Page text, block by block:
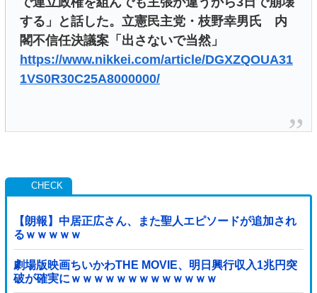
する」と話した。立憲民主党・枝野幸男氏 内
閣不信任決議案「出さないで当然」
https://www.nikkei.com/article/DGXZQOUA31
1VS0R30C25A8000000/
【朗報】中居正広さん、また聖人エピソードが追加され
るｗｗｗｗｗ
劇場版映画ちいかわTHE MOVIE、明日興行収入1兆円突
破が確実にｗｗｗｗｗｗｗｗｗｗｗｗｗ